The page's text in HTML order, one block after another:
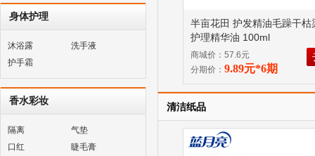
身体护理
沐浴露
洗手液
护手霜
香水彩妆
隔离
气垫
口红
睫毛膏
半亩花田 护发精油毛躁干枯
护理精华油 100ml
商城价：57.6元
分期价： 9.89元*6期
清洁纸品